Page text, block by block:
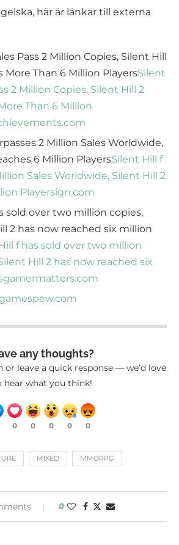
här är länkar till externa
Pass 2 Million Copies, Silent Hill
More Than 6 Million PlayersSilent
2 Million Copies, Silent Hill 2
Than 6 Million
2 Million Sales Worldwide,
6 Million PlayersSilent Hill f
Sales Worldwide, Silent Hill 2
Playersign.com
sold over two million copies,
2 has now reached six million
f has sold over two million
Hill 2 has now reached six
gamermatters.com
any thoughts?
or leave a quick response — we’d love
hear what you think!
0 0 0 0 0
MIXED MMORPG
0